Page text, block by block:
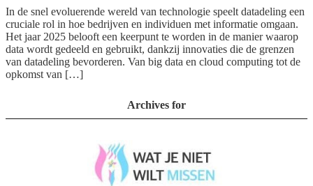
In de snel evoluerende wereld van technologie speelt datadeling een
cruciale rol in hoe bedrijven en individuen met informatie omgaan.
Het jaar 2025 belooft een keerpunt te worden in de manier waarop
data wordt gedeeld en gebruikt, dankzij innovaties die de grenzen
van datadeling bevorderen. Van big data en cloud computing tot de
opkomst van […]
Archives for